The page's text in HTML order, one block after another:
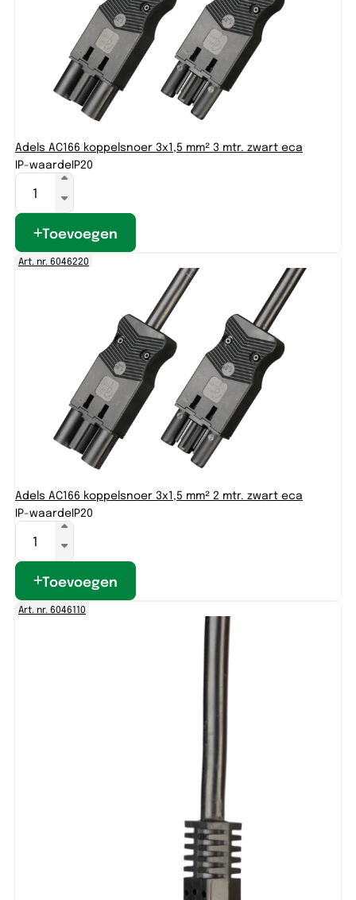
Adels AC166 koppelsnoer 3x1,5 mm² 3 mtr. zwart eca
IP-waardeIP20
Toevoegen
Art. nr. 6046220
Adels AC166 koppelsnoer 3x1,5 mm² 2 mtr. zwart eca
IP-waardeIP20
Toevoegen
Art. nr. 6046110